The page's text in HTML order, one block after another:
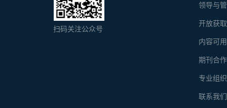
领导与
开放获
内容可
期刊合
专业组
联系我们
扫码关注公众号